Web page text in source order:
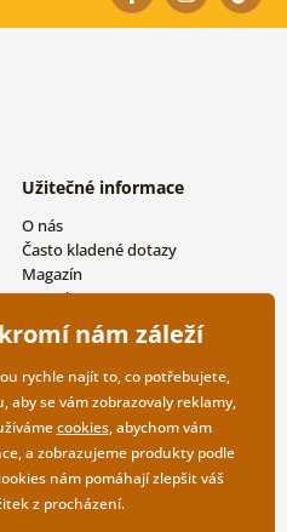
Užitečné informace
O nás
Často kladené dotazy
Magazín
Kontakty
Velkoobchodní spolupráce
nám záleží
rychle najít to, co potřebujete,
aby se vám zobrazovaly reklamy,
cookies, abychom vám
a zobrazujeme produkty podle
nám pomáhají zlepšit váš
z procházení.